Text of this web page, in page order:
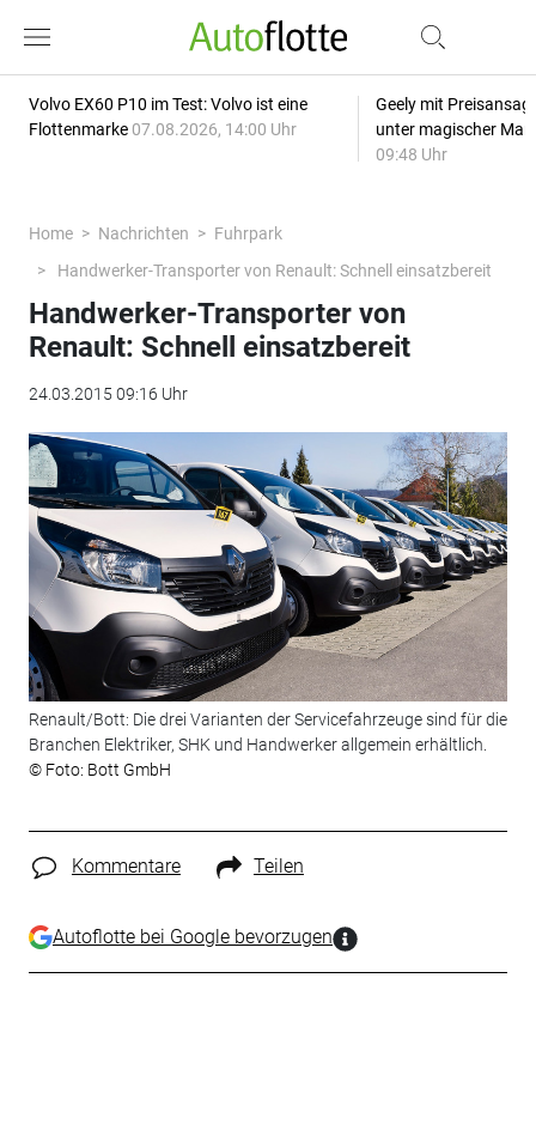
Volvo EX60 P10 im Test: Volvo ist eine
Flottenmarke 07.08.2026, 14:00 Uhr
Geely mit
unter magischer
09:48 Uhr
Home Nachrichten
Fuhrpark
Handwerker-Transporter von Renault: Schnell einsatzbereit
Handwerker-Transporter von
Renault: Schnell einsatzbereit
24.03.2015 09:16 Uhr
Renault/Bott: Die drei Varianten der Servicefahrzeuge sind für die
Branchen Elektriker, SHK und Handwerker allgemein erhältlich.
© Foto: Bott GmbH
Kommentare Teilen
Autoflotte bei Google bevorzugen